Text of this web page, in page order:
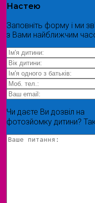
Настею
Заповніть форму і ми
з Вами найближчим
Чи даєте Ви дозвіл на
фотозйомку дитини?